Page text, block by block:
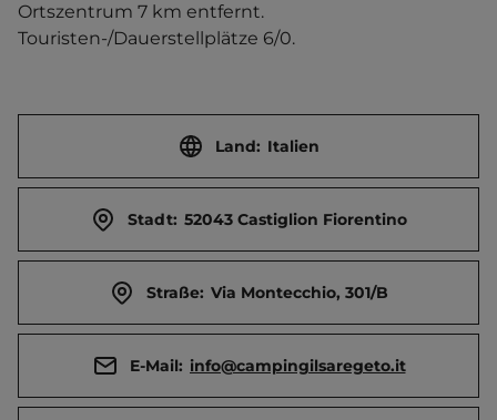
Ortszentrum 7 km entfernt.
Touristen-/Dauerstellplätze 6/0.
Land: Italien
Stadt: 52043 Castiglion Fiorentino
Straße: Via Montecchio, 301/B
E-Mail: info@campingilsaregeto.it